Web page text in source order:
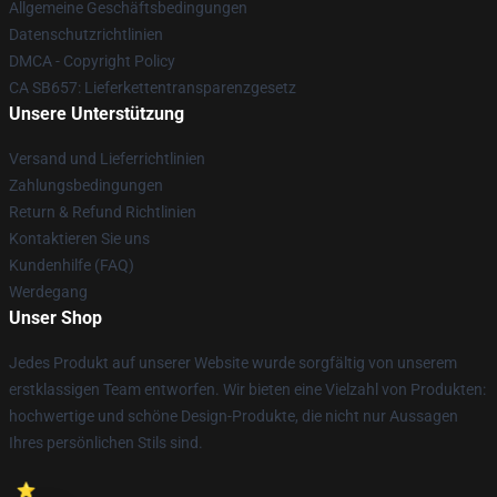
Allgemeine Geschäftsbedingungen
Datenschutzrichtlinien
DMCA - Copyright Policy
CA SB657: Lieferkettentransparenzgesetz
Unsere Unterstützung
Versand und Lieferrichtlinien
Zahlungsbedingungen
Return & Refund Richtlinien
Kontaktieren Sie uns
Kundenhilfe (FAQ)
Werdegang
Unser Shop
Jedes Produkt auf unserer Website wurde sorgfältig von unserem
erstklassigen Team entworfen. Wir bieten eine Vielzahl von Produkten:
hochwertige und schöne Design-Produkte, die nicht nur Aussagen
Ihres persönlichen Stils sind.